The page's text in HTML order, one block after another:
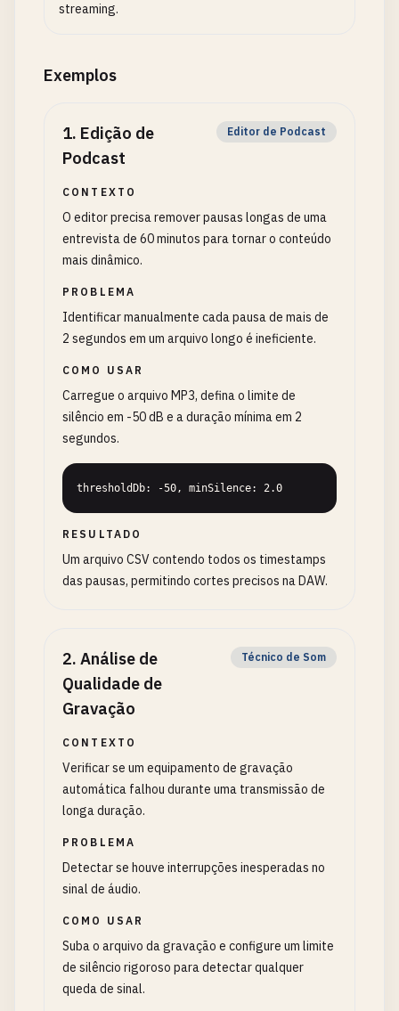
streaming.
Exemplos
1. Edição de
Podcast
Editor de Podcast
CONTEXTO
O editor precisa remover pausas longas de uma
entrevista de 60 minutos para tornar o conteúdo
mais dinâmico.
PROBLEMA
Identificar manualmente cada pausa de mais de
2 segundos em um arquivo longo é ineficiente.
COMO USAR
Carregue o arquivo MP3, defina o limite de
silêncio em -50 dB e a duração mínima em 2
segundos.
thresholdDb: -50, minSilence: 2.0
RESULTADO
Um arquivo CSV contendo todos os timestamps
das pausas, permitindo cortes precisos na DAW.
2. Análise de
Qualidade de
Gravação
Técnico de Som
CONTEXTO
Verificar se um equipamento de gravação
automática falhou durante uma transmissão de
longa duração.
PROBLEMA
Detectar se houve interrupções inesperadas no
sinal de áudio.
COMO USAR
Suba o arquivo da gravação e configure um limite
de silêncio rigoroso para detectar qualquer
queda de sinal.